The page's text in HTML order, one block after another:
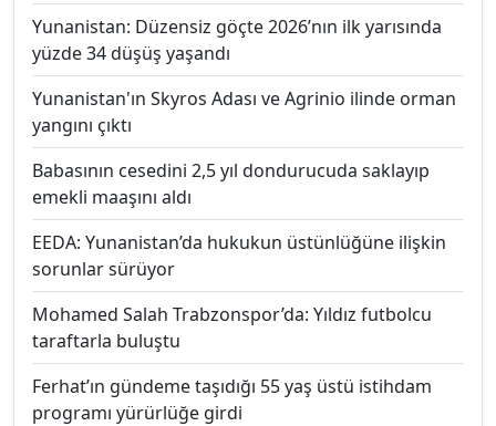
Yunanistan: Düzensiz göçte 2026’nın ilk yarısında
yüzde 34 düşüş yaşandı
Yunanistan'ın Skyros Adası ve Agrinio ilinde orman
yangını çıktı
Babasının cesedini 2,5 yıl dondurucuda saklayıp
emekli maaşını aldı
EEDA: Yunanistan’da hukukun üstünlüğüne ilişkin
sorunlar sürüyor
Mohamed Salah Trabzonspor’da: Yıldız futbolcu
taraftarla buluştu
Ferhat’ın gündeme taşıdığı 55 yaş üstü istihdam
programı yürürlüğe girdi